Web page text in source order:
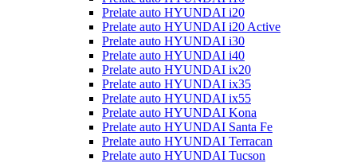
Prelate auto HYUNDAI i20
Prelate auto HYUNDAI i20 Active
Prelate auto HYUNDAI i30
Prelate auto HYUNDAI i40
Prelate auto HYUNDAI ix20
Prelate auto HYUNDAI ix35
Prelate auto HYUNDAI ix55
Prelate auto HYUNDAI Kona
Prelate auto HYUNDAI Santa Fe
Prelate auto HYUNDAI Terracan
Prelate auto HYUNDAI Tucson